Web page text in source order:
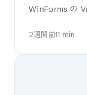
WinForms の
2週間前11 min